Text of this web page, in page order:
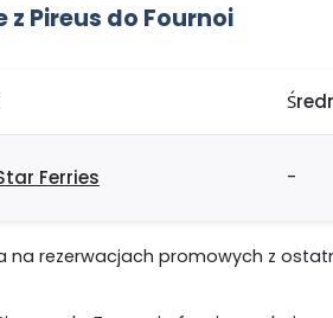
Pireus do Fournoi
Ferries -
na rezerwacjach promowych z